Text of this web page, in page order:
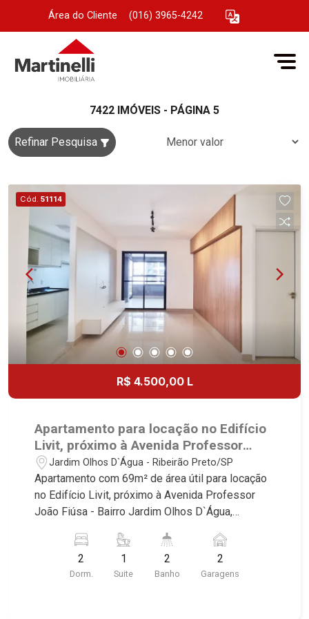
Área do Cliente (016) 3965-4242
7422 IMÓVEIS - PÁGINA 5
Refinar Pesquisa
Cód. 51114
R$ 4.500,00 L
Apartamento para locação no Edifício
Livit, próximo à Avenida Professor
João Fiúsa - Ribeirão Preto/SP.
Jardim Olhos D`Água - Ribeirão Preto/SP
Apartamento com 69m² de área útil para locação
no Edifício Livit, próximo à Avenida Professor
João Fiúsa - Bairro Jardim Olhos D`Água,
deste imóvel que a Martinelli Imobiliária
selecionou para você: - 69m² de área útil - 2
dormitórios com armários sendo 1 suíte -
2
Dorm.
1
Suite
2
Banho
2
Garagens